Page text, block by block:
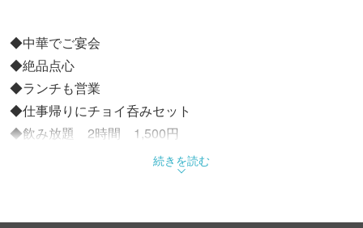
◆中華でご宴会
◆絶品点心
◆ランチも営業
◆仕事帰りにチョイ呑みセット
◆飲み放題 2時間 1,500円
続きを読む